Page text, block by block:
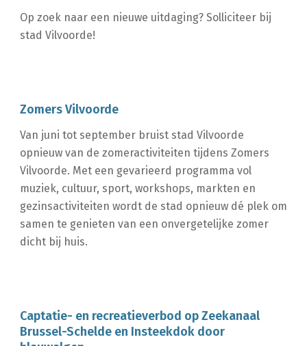
Op zoek naar een nieuwe uitdaging? Solliciteer bij
stad Vilvoorde!
Zomers Vilvoorde
Van juni tot september bruist stad Vilvoorde
opnieuw van de zomeractiviteiten tijdens Zomers
Vilvoorde. Met een gevarieerd programma vol
muziek, cultuur, sport, workshops, markten en
gezinsactiviteiten wordt de stad opnieuw dé plek om
samen te genieten van een onvergetelijke zomer
dicht bij huis.
Captatie- en recreatieverbod op Zeekanaal
Brussel-Schelde en Insteekdok door